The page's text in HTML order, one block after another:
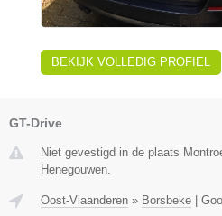
BEKIJK VOLLEDIG PROFIEL
GT-Drive
Niet gevestigd in de plaats
Henegouwen.
Oost-Vlaanderen » Borsbeke |